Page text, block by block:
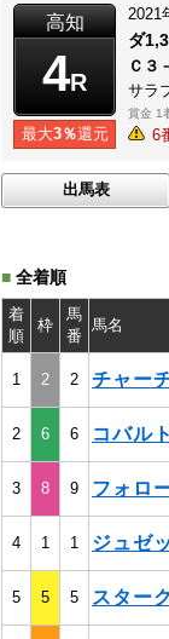
高知
4R
最大3％還元
2021
ダ
Ｃ
サラ
賞金 1
6
出馬表
■ 全着順
着
順
枠
馬
番
馬名
1 2 2 チャー
2 6 6 コバル
3 8 9 フォロ
4 1 1 ジュゼ
5 5 5 スター